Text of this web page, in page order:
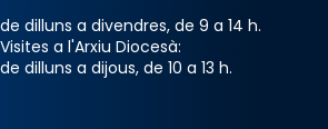
de dilluns a divendres, de 9 a 14 h.
Visites a l'Arxiu Diocesà:
de dilluns a dijous, de 10 a 13 h.